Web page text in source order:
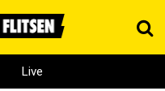
Live